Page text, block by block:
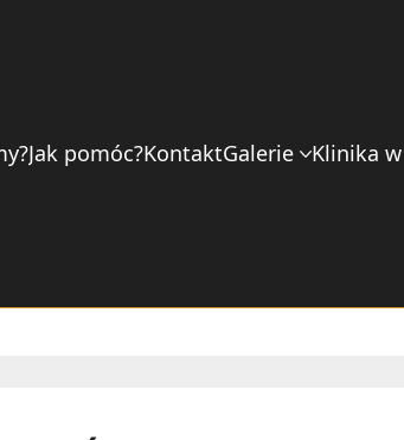
Jak pomóc?KontaktGalerie Klinika